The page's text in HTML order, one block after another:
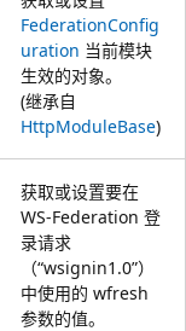
FederationConfig
uration 当前模块
生效的对象。
(继承自
HttpModuleBase)
获取或设置要在
WS-Federation 登
录请求
（“wsignin1.0”）
中使用的 wfresh
参数的值。